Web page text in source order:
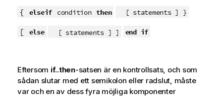
{ elseif condition then [ statements ] }
[ else [ statements ] ] end if
Eftersom if..then-satsen är en kontrollsats, och som
sådan slutar med ett semikolon eller radslut, måste
var och en av dess fyra möjliga komponenter